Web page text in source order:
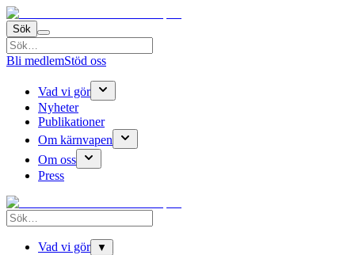
Sök
Bli medlemStöd oss
Vad vi gör
Nyheter
Publikationer
Om kärnvapen
Om oss
Press
Vad vi gör ▼